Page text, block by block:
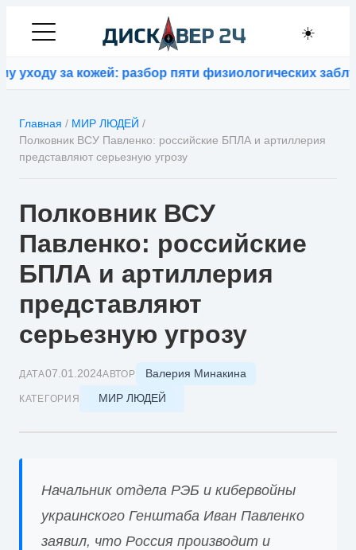
☀️
за кожей: разбор пяти физиологических
Главная / МИР ЛЮДЕЙ /
Полковник ВСУ Павленко: российские БПЛА и артиллерия
представляют серьезную угрозу
Полковник ВСУ
Павленко: российские
БПЛА и артиллерия
представляют
серьезную угрозу
ДАТА07.01.2024АВТОР Валерия Минакина
КАТЕГОРИЯ МИР ЛЮДЕЙ
Начальник отдела РЭБ и кибервойны
украинского Генштаба Иван Павленко
заявил, что Россия производит и